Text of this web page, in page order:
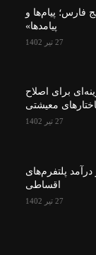
فارس؛ پیام‌ها و
پیامدها»
27 تیر 1402
برای اصلاح
معیشتی
27 تیر 1402
پلتفرم‌های
اقساطی
27 تیر 1402